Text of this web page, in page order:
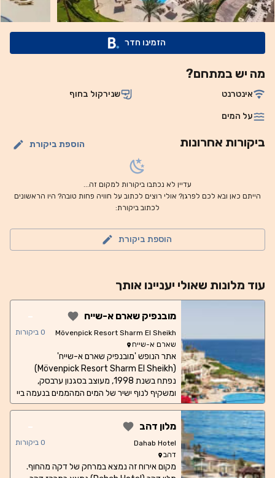
הזמינו חדר
מה יש במתחם?
אינטרנט שנירקול בחוף
על המים
ביקורות אחרונות הוספת ביקורת
עדיין לא נכתבו ביקורות למקום זה...
הייתם כאן ובא לכם לפרגן? אולי רוצים לכתוב על חוויה פחות טובה? היו הראשונים
לכתוב ביקורת:
הוספת ביקורת
עוד מלונות שאולי יעניינו אותך
מובנפיק שארם א-שייח
Mövenpick Resort Sharm El Sheikh
שארם א-שייח
-
0 ביקורות
אתר הנופש 'מובנפיק שארם א-שייח'
(Mövenpick Resort Sharm El Sheikh)
נפתח בשנת 1998, מעוצב בסגנון ערבסק,
ומשקיף לנוף ישיר של המים המהממים בנעמה ביי
(Naama Bay) ולנוף פנורמי רחב של כל המפרץ.
דאגות, עם חדרים בעיצוב פשוט ואותנטי, בריכת
שחייה מחוממת, חוויה קולינרית ייחודית ונהדרת,
Kababgy מגישה מאכלים מהמטבח המזרחי
מלון דהב
Dahab Hotel
דהב
-
0 ביקורות
מקום אירוח זה נמצא במרחק של דקה מהחוף.